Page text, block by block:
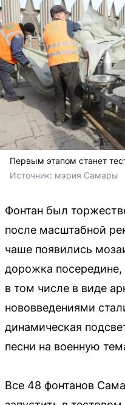
Первым этапом станет
Источник: мэрия Самары
Фонтан был
после масштабной
чаше появились
дорожка
в том числе в виде
нововведениями
динамическая
песни на военную
Все 48 фонтанов